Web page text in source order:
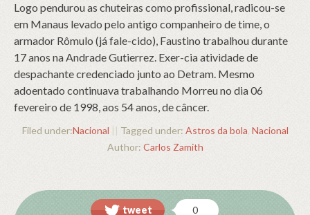
Logo pendurou as chuteiras como profissional, radicou-se
em Manaus levado pelo antigo companheiro de time, o
armador Rômulo (já fale-cido), Faustino trabalhou durante
17 anos na Andrade Gutierrez. Exer-cia atividade de
despachante credenciado junto ao Detram. Mesmo
adoentado continuava trabalhando Morreu no dia 06
fevereiro de 1998, aos 54 anos, de câncer.
Filed under:Nacional || Tagged under: Astros da bola, Nacional
Author: Carlos Zamith
tweet 0